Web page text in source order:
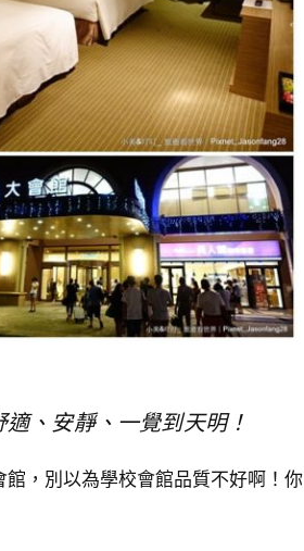
、安靜、一覺到天明！
，別以為學校會館品質不好啊！你